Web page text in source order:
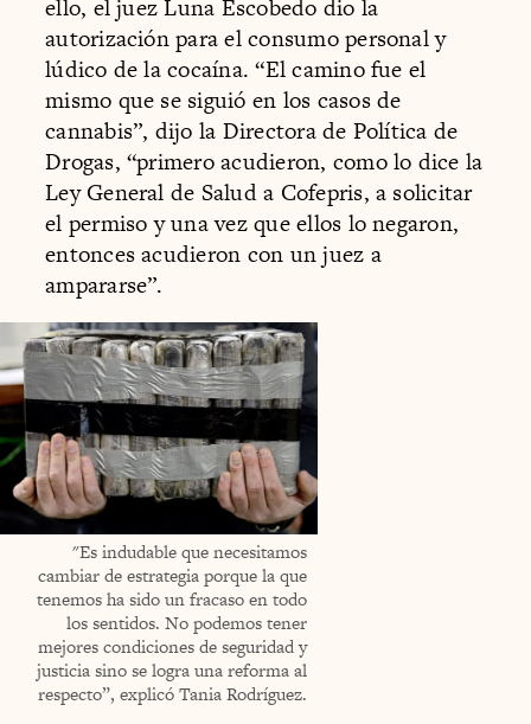
ello, el juez Luna Escobedo dio la
autorización para el consumo personal y
lúdico de la cocaína. “El camino fue el
mismo que se siguió en los casos de
cannabis”, dijo la Directora de Política de
Drogas, “primero acudieron, como lo dice la
Ley General de Salud a Cofepris, a solicitar
el permiso y una vez que ellos lo negaron,
entonces acudieron con un juez a
ampararse”.
"Es indudable que necesitamos
cambiar de estrategia porque la que
tenemos ha sido un fracaso en todo
los sentidos. No podemos tener
mejores condiciones de seguridad y
justicia sino se logra una reforma al
respecto”, explicó Tania Rodríguez.